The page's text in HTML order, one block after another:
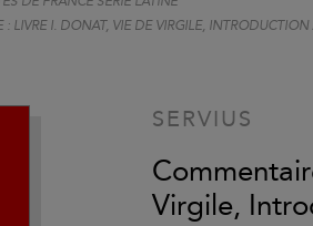
LIVRE I. DONAT, VIE DE VIRGILE,
SERVIUS
Virgile,